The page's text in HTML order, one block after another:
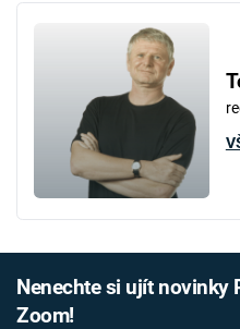
Nenechte si ujít novinky
Zoom!